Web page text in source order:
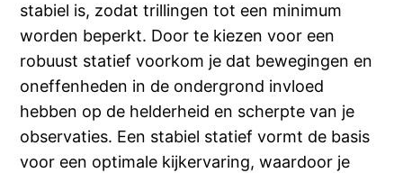
stabiel is, zodat trillingen tot een minimum
worden beperkt. Door te kiezen voor een
robuust statief voorkom je dat bewegingen en
oneffenheden in de ondergrond invloed
hebben op de helderheid en scherpte van je
observaties. Een stabiel statief vormt de basis
voor een optimale kijkervaring, waardoor je